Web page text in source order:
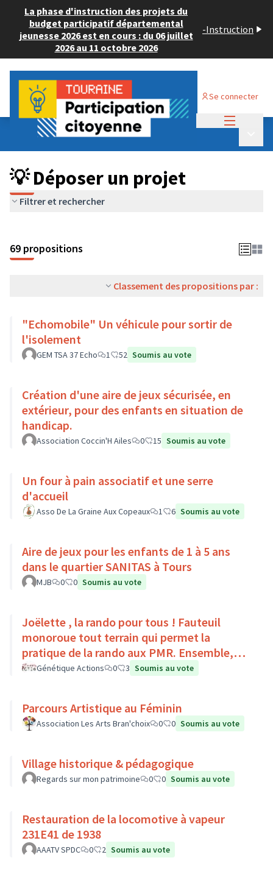
La phase d'instruction des projets du
budget participatif départemental
jeunesse 2026 est en cours : du 06 juillet
2026 au 11 octobre 2026
-Instruction
Se connecter
Budget Participatif ADULTE 2024
💡 Déposer un projet
💡 Déposer un projet
Filtrer et rechercher
69 propositions
Classement des propositions par :
"Echomobile" Un véhicule pour sortir de
l'isolement
GEM TSA 37 Echo 1 52 Soumis au vote
Création d'une aire de jeux sécurisée, en
extérieur, pour des enfants en situation de
handicap.
Association Coccin'H Ailes 0 15 Soumis au vote
Un four à pain associatif et une serre
d'accueil
Asso De La Graine Aux Copeaux 1 6 Soumis au vote
Aire de jeux pour les enfants de 1 à 5 ans
dans le quartier SANITAS à Tours
MJB 0 0 Soumis au vote
Joëlette , la rando pour tous ! Fauteuil
monoroue tout terrain qui permet la
pratique de la rando aux PMR. Ensemble,
faisons du sport :)
Génétique Actions 0 3 Soumis au vote
Parcours Artistique au Féminin
Association Les Arts Bran'choix 0 0 Soumis au vote
Village historique & pédagogique
Regards sur mon patrimoine 0 0 Soumis au vote
Restauration de la locomotive à vapeur
231E41 de 1938
AAATV SPDC 0 2 Soumis au vote